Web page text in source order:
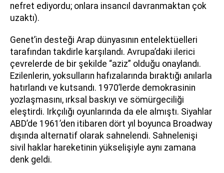
nefret ediyordu; onlara insancıl davranmaktan çok
uzaktı).
Genet’in desteği Arap dünyasının entelektüelleri
tarafından takdirle karşılandı. Avrupa’daki ilerici
çevrelerde de bir şekilde “aziz” olduğu onaylandı.
Ezilenlerin, yoksulların hafızalarında bıraktığı anılarla
hatırlandı ve kutsandı. 1970’lerde demokrasinin
yozlaşmasını, ırksal baskıyı ve sömürgeciliği
eleştirdi. Irkçılığı oyunlarında da ele almıştı. Siyahlar
ABD’de 1961’den itibaren dört yıl boyunca Broadway
dışında alternatif olarak sahnelendi. Sahnelenişi
sivil haklar hareketinin yükselişiyle aynı zamana
denk geldi.